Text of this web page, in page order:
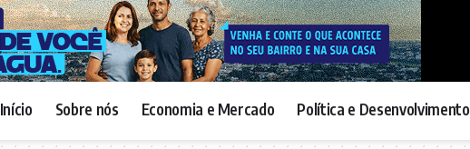
Início Sobre nós Economia e Mercado Política e Desenvolvimento